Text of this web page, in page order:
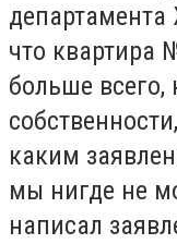
что квартира
больше всего,
каким
мы нигде не
написал